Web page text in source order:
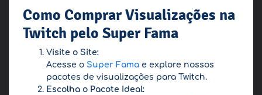
Como Comprar Visualizações na
Twitch pelo Super Fama
Visite o Site:
Acesse o Super Fama e explore nossos
pacotes de visualizações para Twitch.
Escolha o Pacote Ideal: